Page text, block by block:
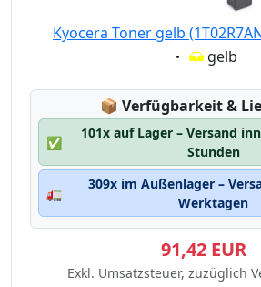
Kyocera Toner gelb
Eigenschaft:
gelb
📦 Lagerstatus:
Verfügbarkeit &
✅
101x auf Lager – Versand
Stunden
🚛
309x im Außenlager –
Werktagen
91,42 EUR
Exkl. Umsatzsteuer, zuzüglich